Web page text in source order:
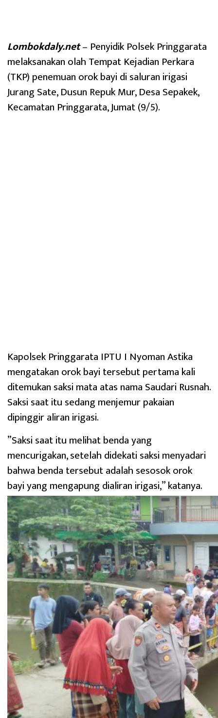
Lombokdaly.net– Penyidik Polsek Pringgarata
melaksanakan olah Tempat Kejadian Perkara
(TKP) penemuan orok bayi di saluran irigasi
Jurang Sate, Dusun Repuk Mur, Desa Sepakek,
Kecamatan Pringgarata, Jumat (9/5).
‎Kapolsek Pringgarata IPTU I Nyoman Astika
mengatakan orok bayi tersebut pertama kali
ditemukan saksi mata atas nama Saudari Rusnah.
Saksi saat itu sedang menjemur pakaian
dipinggir aliran irigasi.
‎”Saksi saat itu melihat benda yang
mencurigakan, setelah didekati saksi menyadari
bahwa benda tersebut adalah sesosok orok
bayi yang mengapung dialiran irigasi,” katanya.